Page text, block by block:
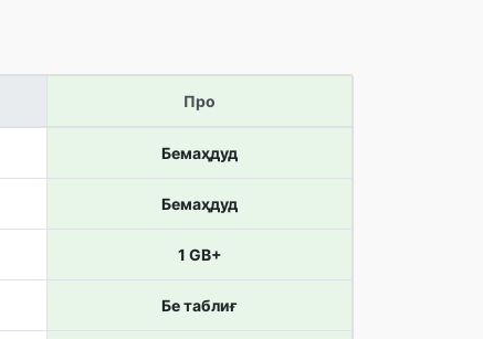
Про
Бемаҳдуд
Бемаҳдуд
1 GB+
Бе таблиғ